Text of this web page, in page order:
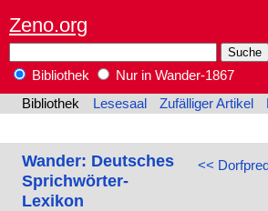
Zeno.org
Bibliothek
Nur in Wander-1867
Bibliothek
Lesesaal Zufälliger Artikel
<<
Wander: Deutsches
Sprichwörter-
Lexikon